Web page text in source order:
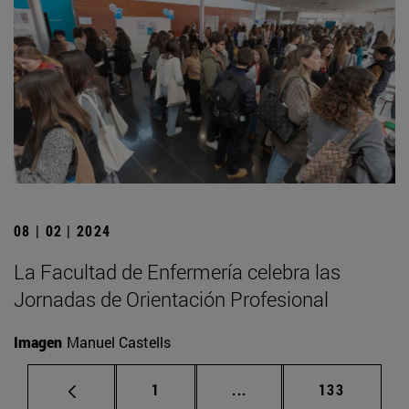
08 | 02 | 2024
La Facultad de Enfermería celebra las
Jornadas de Orientación Profesional
Imagen Manuel Castells
Página
1 ... Páginas intermedias
Página
133